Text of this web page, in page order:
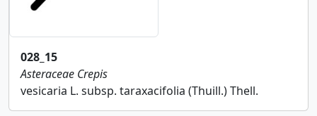
028_15
Asteraceae Crepis
vesicaria L. subsp. taraxacifolia (Thuill.) Thell.